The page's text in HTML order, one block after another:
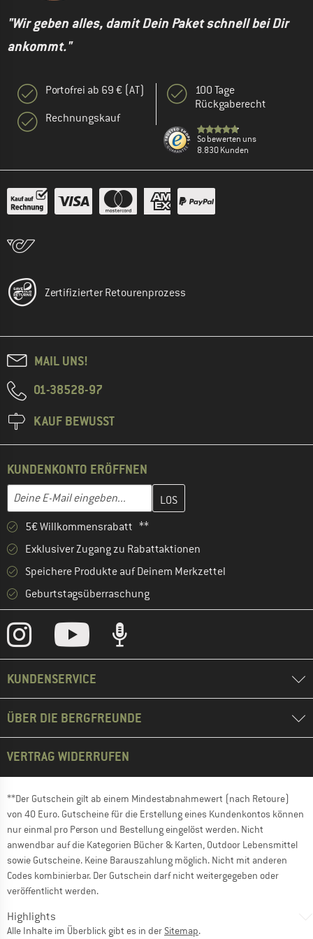
"Wir geben alles, damit Dein Paket schnell bei Dir
ankommt."
Portofrei ab 69 € (AT)
Rechnungskauf
100 Tage
Rückgaberecht
So bewerten uns
8.830 Kunden
Zertifizierter Retourenprozess
MAIL UNS!
01-38528-97
KAUF BEWUSST
KUNDENKONTO ERÖFFNEN
E-Mail-Adresse
Gib hier deine E-Mail-Adresse ein und erstelle im nächsten
5€ Willkommensrabatt **
Exklusiver Zugang zu Rabattaktionen
Speichere Produkte auf Deinem Merkzettel
Geburtstagsüberraschung
KUNDENSERVICE
ÜBER DIE BERGFREUNDE
VERTRAG WIDERRUFEN
**Der Gutschein gilt ab einem Mindestabnahmewert (nach Retoure)
von 40 Euro. Gutscheine für die Erstellung eines Kundenkontos können
nur einmal pro Person und Bestellung eingelöst werden. Nicht
anwendbar auf die Kategorien Bücher & Karten, Outdoor Lebensmittel
sowie Gutscheine. Keine Barauszahlung möglich. Nicht mit anderen
Codes kombinierbar. Der Gutschein darf nicht weitergegeben oder
veröffentlicht werden.
Highlights
Alle Inhalte im Überblick gibt es in der Sitemap.